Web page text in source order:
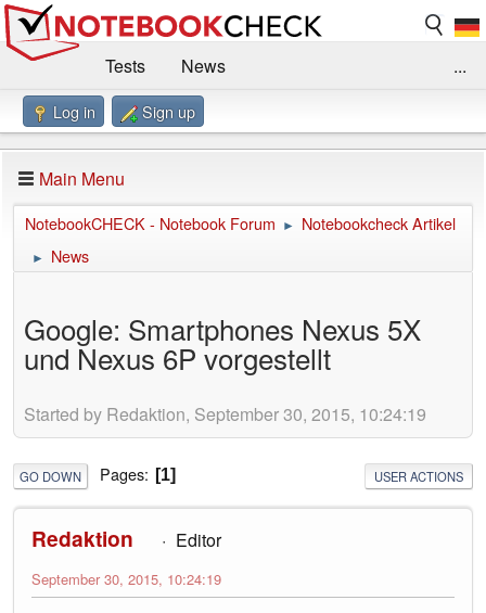
Tests
News
Benchmarks / Technik
Forum
Impressum
...
Log in Sign up
Main Menu
NotebookCHECK - Notebook Forum ► Notebookcheck Artikel
► News
Google: Smartphones Nexus 5X
und Nexus 6P vorgestellt
Started by Redaktion, September 30, 2015, 10:24:19
GO DOWN Pages 1 USER ACTIONS
Redaktion Editor
September 30, 2015, 10:24:19